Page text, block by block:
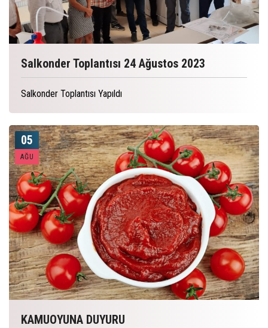
Salkonder Toplantısı 24 Ağustos 2023
Salkonder Toplantısı Yapıldı
05
AĞU
KAMUOYUNA DUYURU